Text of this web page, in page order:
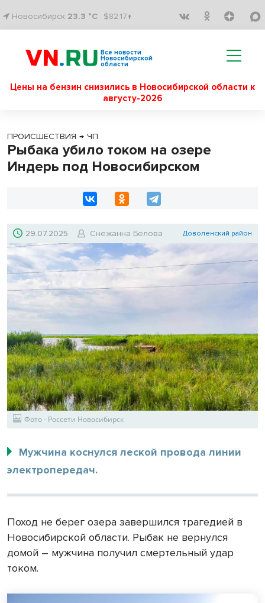
Новосибирск 23.3 °C $82.17↑
Все новости
Новосибирской
области
Цены на бензин снизились в Новосибирской области к
августу-2026
ПРОИСШЕСТВИЯ → ЧП
Рыбака убило током на озере
Индерь под Новосибирском
29.07.2025 Снежанна Белова Доволенский район
Фото - Россети Новосибирск
Мужчина коснулся леской провода линии
электропередач.
Поход не берег озера завершился трагедией в
Новосибирской области. Рыбак не вернулся
домой – мужчина получил смертельный удар
током.